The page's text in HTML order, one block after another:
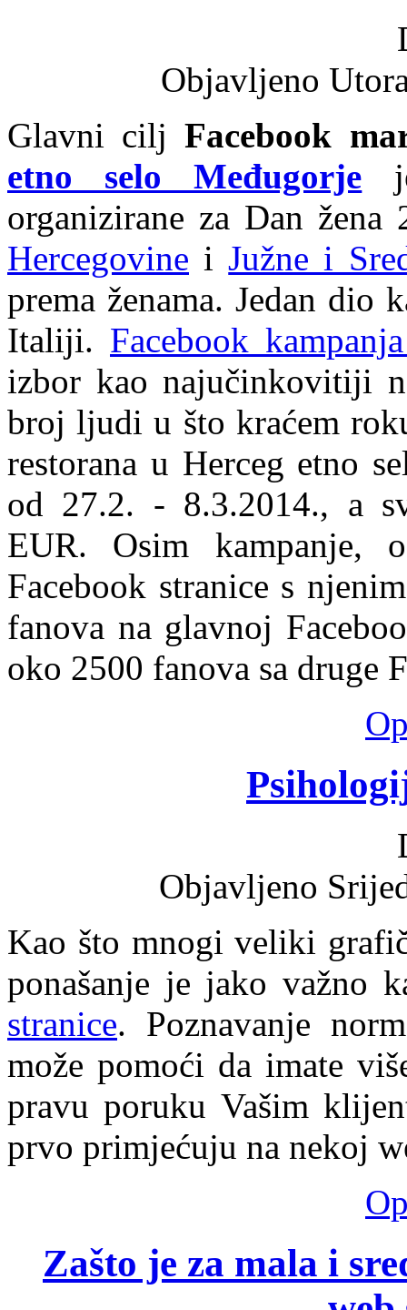
Objavljeno
Glavni ciljFacebook
etno selo Međugorje
organizirane za Dan
Hercegovine iJužne i
prema ženama. Jedan dio
Italiji. Facebook
izbor kao najučinkovitiji
broj ljudi u što kraćem
restorana u Herceg etno
od 27.2. - 8.3.2014., a
EUR. Osim kampanje,
Facebook stranice s
fanova na glavnoj
oko 2500 fanova sa druge
Objavljeno
Kao što mnogi veliki
ponašanje je jako važno
stranice. Poznavanje
može pomoći da imate
pravu poruku Vašim
prvo primjećuju na nekoj
Zašto je za mala i